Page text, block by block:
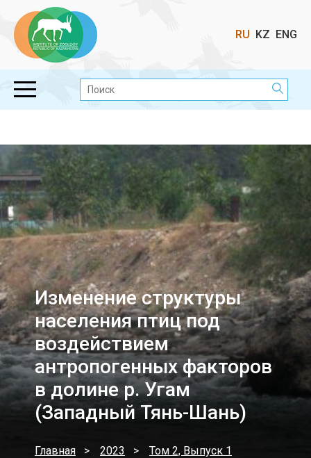
Выбор
RU KZ ENG
Поиск:
Изменение структуры
населения птиц под
воздействием
антропогенных факторов
в долине р. Угам
(Западный Тянь-Шань)
Главная 2023 Том 2, Выпуск 1